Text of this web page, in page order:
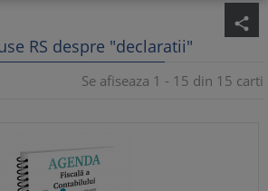
share
RS despre "declaratii"
Se afiseaza 1 - 15 din 15 carti